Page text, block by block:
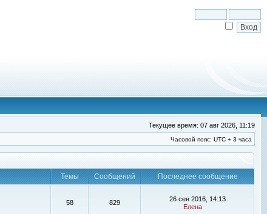
Текущее время: 07 авг 2026, 11:19
Часовой пояс: UTC + 3 часа
Темы Сообщений
Последнее сообщение
58 829
26 сен 2016, 14:13
Елена